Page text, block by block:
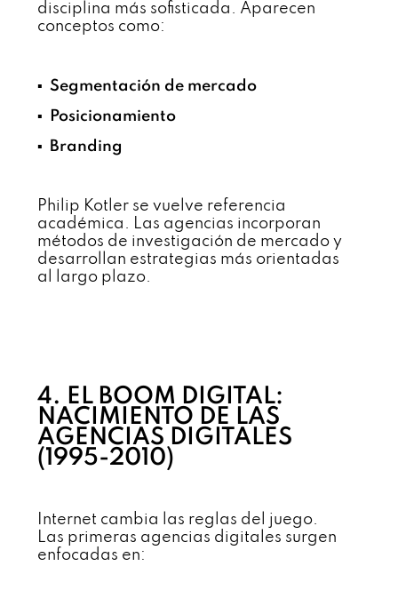
disciplina más sofisticada. Aparecen
conceptos como:
▪️ Segmentación de mercado
▪️ Posicionamiento
▪️ Branding
Philip Kotler se vuelve referencia
académica. Las agencias incorporan
métodos de investigación de mercado y
desarrollan estrategias más orientadas
al largo plazo.
4. EL BOOM DIGITAL:
NACIMIENTO DE LAS
AGENCIAS DIGITALES
(1995-2010)
Internet cambia las reglas del juego.
Las primeras agencias digitales surgen
enfocadas en: